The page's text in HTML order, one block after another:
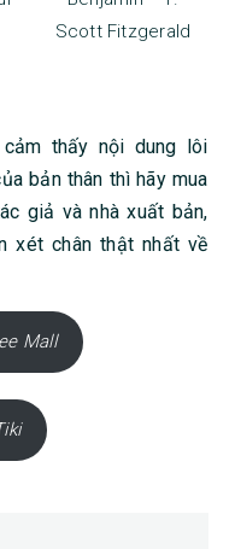
Scott Fitzgerald
cảm thấy nội dung lôi
bản thân thì hãy mua
giả và nhà xuất bản,
xét chân thật nhất về
Mall